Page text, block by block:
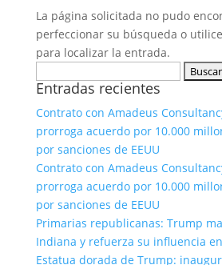
La página solicitada no pudo
perfeccionar su búsqueda o
para localizar la entrada.
Entradas recientes
Contrato con Amadeus
prorroga acuerdo por 10.000
por sanciones de EEUU
Contrato con Amadeus
prorroga acuerdo por 10.000
por sanciones de EEUU
Primarias republicanas: Trump
Indiana y refuerza su influencia
Estatua dorada de Trump: